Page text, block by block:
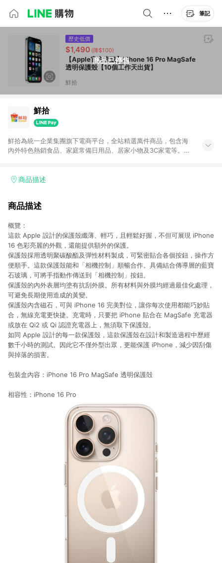
筆記
商品已停售
歷史低價
$1,490 (降$100)
【Apple官方直送】iPhone 16 Pro MagSafe
透明保護殼【10個工作天出貨】
鮮拾
鮮拾
鮮拾為統一企業集團旗下電商平台，全站精選萬件商品，包含海
內外特色熱銷食品、家庭常備日用品、居家小物及3C家電等。全
有好康。LINE好友招募中搜尋@10mart。 ＊特定 iPhone17 將不
商品描述
商品描述
概覽：
這款 Apple 設計的保護殼纖薄、輕巧，且輕鬆好握，不但可展現 iPhone
16 色彩亮麗的外觀，還能提供額外的保護。
保護殼採用透明聚碳酸酯及彈性材料製成，可緊密貼合各個按鈕，操作方
便順手。這款保護殼能和「相機控制」順暢合作。具備結合傳導層的藍寶
石玻璃，可將手指動作傳送到「相機控制」按鈕。
保護殼的內外表層均塗有抗刮外膜。所有材料與外膜均經過最佳化處理，
可避免長期使用造成的黃變。
保護殼內含磁石，可與 iPhone 16 完美對位，讓你每次使用都能巧妙貼
合，無線充電更快捷。充電時，只要把 iPhone 貼合在 MagSafe 充電器
或放在 Qi2 或 Qi 認證充電器上，無須取下保護殼。
如同 Apple 設計的每一款保護殼，這款保護殼在設計和製造過程中歷經
數千小時的測試。因此它不僅外型出眾，更能保護 iPhone，減少因刮傷
與掉落的損害。
包裝盒內容： iPhone 16 Pro MagSafe 透明保護殻
相容性： iPhone 16 Pro